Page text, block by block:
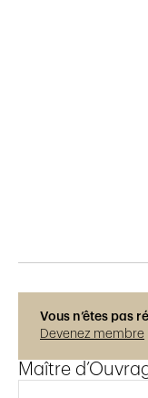
Vous n’êtes pas
Devenez membre
Maître